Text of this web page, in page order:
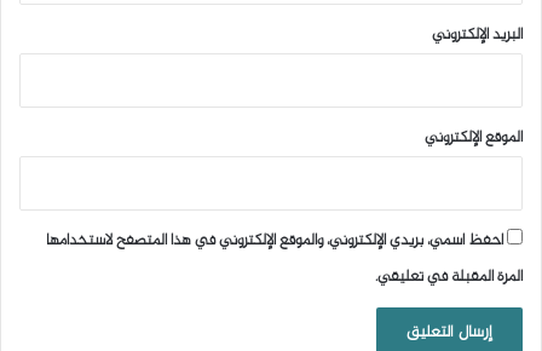
البريد الإلكتروني
الموقع الإلكتروني
احفظ اسمي، بريدي الإلكتروني، والموقع الإلكتروني في هذا المتصفح لاستخدامها
المرة المقبلة في تعليقي.